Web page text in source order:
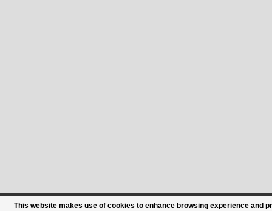
This website makes use of cookies to enhance browsing experience and